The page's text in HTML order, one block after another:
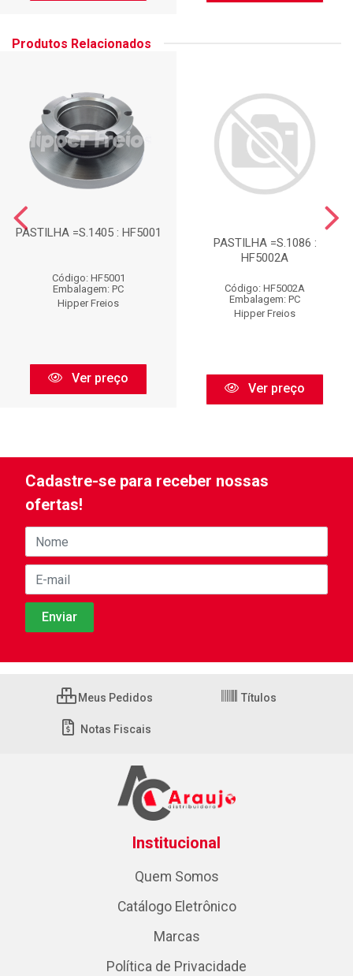
Produtos Relacionados
PASTILHA =S.1405 : HF5001
Código: HF5001
Embalagem: PC
Hipper Freios
Ver preço
PASTILHA =S.1086 :
HF5002A
Código: HF5002A
Embalagem: PC
Hipper Freios
Ver preço
Cadastre-se para receber nossas
ofertas!
Meus Pedidos Títulos
Notas Fiscais
Institucional
Quem Somos
Catálogo Eletrônico
Marcas
Política de Privacidade